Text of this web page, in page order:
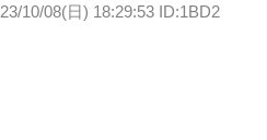
23/10/08(日) 18:29:53 ID:1BD2